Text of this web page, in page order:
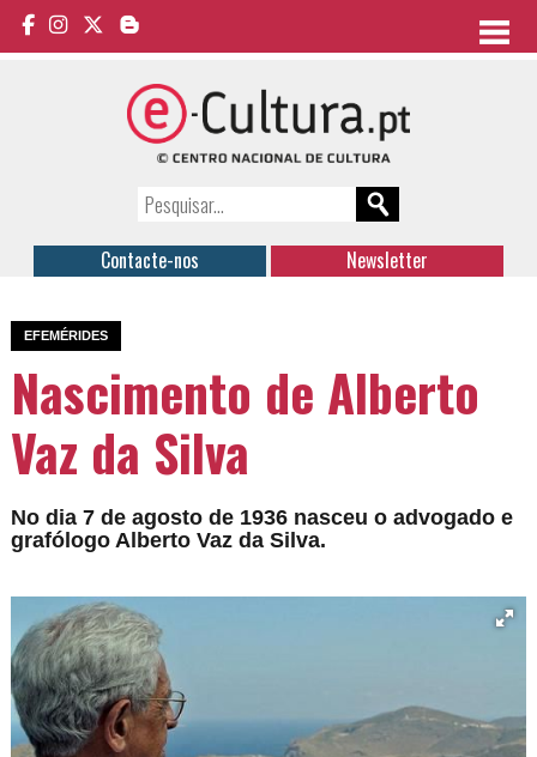
Contacte-nos Newsletter
EFEMÉRIDES
Nascimento de Alberto
Vaz da Silva
No dia 7 de agosto de 1936 nasceu o advogado e
grafólogo Alberto Vaz da Silva.